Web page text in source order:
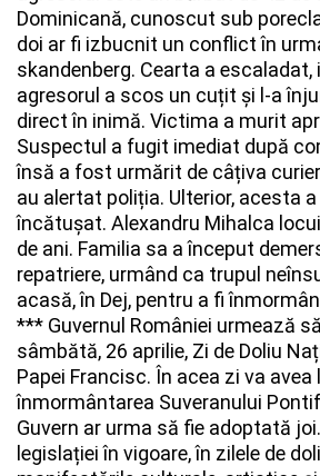
Dominicană, cunoscut sub
doi ar fi izbucnit un conflict în
skandenberg. Cearta a
agresorul a scos un cuțit și l-a
direct în inimă. Victima a murit
Suspectul a fugit imediat după
însă a fost urmărit de câțiva
au alertat poliția. Ulterior, acesta
încătușat. Alexandru Mihalca
de ani. Familia sa a început
repatriere, urmând ca trupul
acasă, în Dej, pentru a fi
*** Guvernul României urmează
sâmbătă, 26 aprilie, Zi de Doliu
Papei Francisc. În acea zi va
înmormântarea Suveranului
Guvern ar urma să fie adoptată joi.
legislației în vigoare, în zilele de